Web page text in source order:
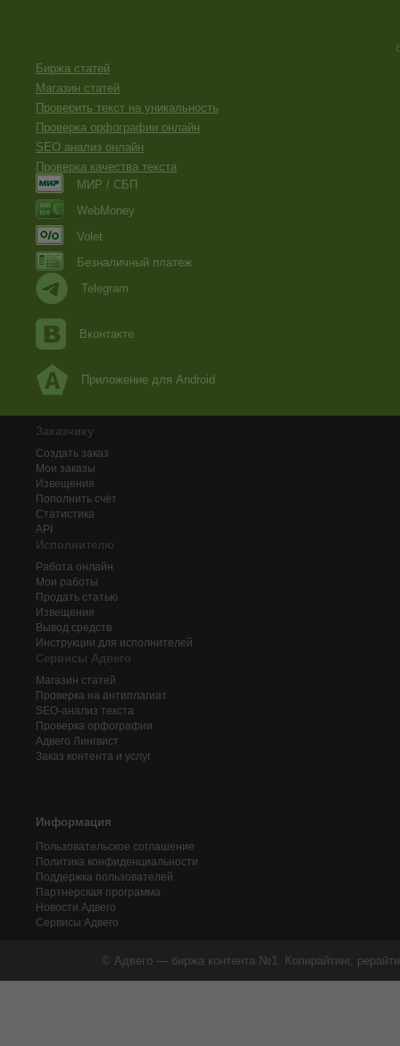
Биржа статей
Магазин статей
Проверить текст на уникальность
Проверка орфографии онлайн
SEO анализ онлайн
Проверка качества текста
МИР / СБП
WebMoney
Volet
Безналичный платеж
Telegram
Вконтакте
Приложение для Android
Заказчику
Создать заказ
Мои заказы
Извещения
Пополнить счёт
Статистика
API
Исполнителю
Работа онлайн
Мои работы
Продать статью
Извещения
Вывод средств
Инструкции для исполнителей
Сервисы Адвего
Магазин статей
Проверка на антиплагиат
SEO-анализ текста
Проверка орфографии
Адвего Лингвист
Заказ контента и услуг
Информация
Пользовательское соглашение
Политика конфиденциальности
Поддержка пользователей
Партнерская программа
Новости Адвего
Сервисы Адвего
© Адвего — биржа контента №1. Копирайтинг,